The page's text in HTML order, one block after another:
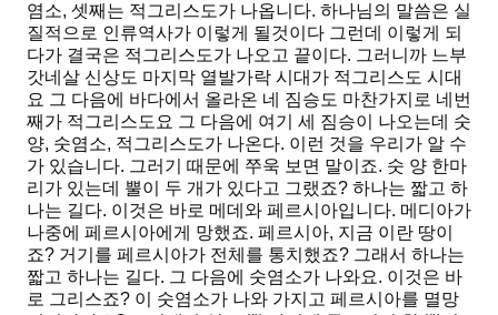
염소, 셋째는 적그리스도가 나옵니다. 하나님의 말씀은 실
질적으로 인류역사가 이렇게 될것이다 그런데 이렇게 되
다가 결국은 적그리스도가 나오고 끝이다. 그러니까 느부
갓네살 신상도 마지막 열발가락 시대가 적그리스도 시대
요 그 다음에 바다에서 올라온 네 짐승도 마찬가지로 네번
째가 적그리스도요 그 다음에 여기 세 짐승이 나오는데 숫
양, 숫염소, 적그리스도가 나온다. 이런 것을 우리가 알 수
가 있습니다. 그러기 때문에 쭈욱 보면 말이죠. 숫 양 한마
리가 있는데 뿔이 두 개가 있다고 그랬죠? 하나는 짧고 하
나는 길다. 이것은 바로 메데와 페르시아입니다. 메디아가
나중에 페르시아에게 망했죠. 페르시아, 지금 이란 땅이
죠? 거기를 페르시아가 전체를 통치했죠? 그래서 하나는
짧고 하나는 길다. 그 다음에 숫염소가 나와요. 이것은 바
로 그리스죠? 이 숫염소가 나와 가지고 페르시아를 멸망